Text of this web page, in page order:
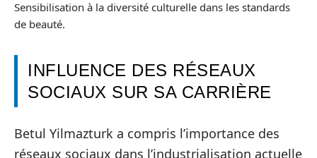
Sensibilisation à la diversité culturelle dans les standards
de beauté.
INFLUENCE DES RÉSEAUX
SOCIAUX SUR SA CARRIÈRE
Betul Yilmazturk a compris l’importance des
réseaux sociaux dans l’industrialisation actuelle